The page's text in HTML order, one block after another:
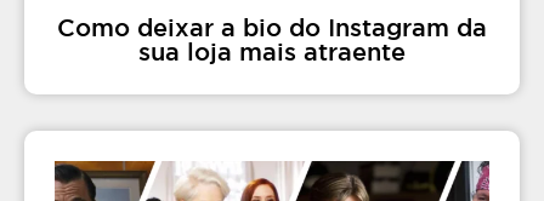
Como deixar a bio do Instagram da
sua loja mais atraente